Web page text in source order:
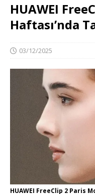
HUAWEI
Haftası’nda
03/12/2025
HUAWEI FreeClip 2 Paris